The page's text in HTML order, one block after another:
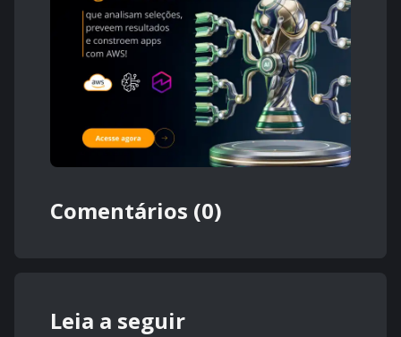
Comentários (0)
Leia a seguir